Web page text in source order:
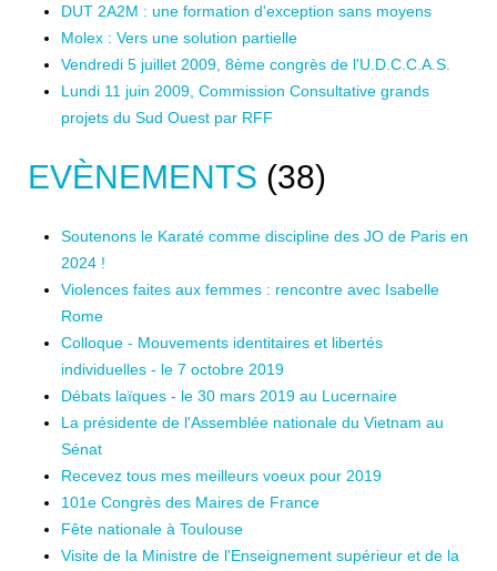
DUT 2A2M : une formation d'exception sans moyens
Molex : Vers une solution partielle
Vendredi 5 juillet 2009, 8ème congrès de l'U.D.C.C.A.S.
Lundi 11 juin 2009, Commission Consultative grands
projets du Sud Ouest par RFF
EVÈNEMENTS (38)
Soutenons le Karaté comme discipline des JO de Paris en
2024 !
Violences faites aux femmes : rencontre avec Isabelle
Rome
Colloque - Mouvements identitaires et libertés
individuelles - le 7 octobre 2019
Débats laïques - le 30 mars 2019 au Lucernaire
La présidente de l'Assemblée nationale du Vietnam au
Sénat
Recevez tous mes meilleurs voeux pour 2019
101e Congrès des Maires de France
Fête nationale à Toulouse
Visite de la Ministre de l'Enseignement supérieur et de la